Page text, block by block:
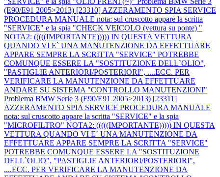
(E90/E91 2005>2013) [23310] AZZERAMENTO SPIA SERVICE
PROCEDURA MANUALE nota: sul cruscotto appare la scritta
"SERVICE" e la spia "CHECK VEICOLO (vettura su ponte) "
NOTA2: (((((IMPORTANTE))))) IN QUESTA VETTURA
QUANDO VI E` UNA MANUTENZIONE DA EFFETTUARE
APPARE SEMPRE LA SCRITTA "SERVICE" POTREBBE
COMUNQUE ESSERE LA "SOSTITUZIONE DELL`OLIO",
"PASTIGLIE ANTERIORI/POSTERIORI", ....ECC. PER
VERIFICARE LA MANUTENZIONE DA EFFETTUARE
ANDARE SU SISTEMA "CONTROLLO MANUTENZIONI"
Problema BMW Serie 3 (E90/E91 2005>2013) [23311]
AZZERAMENTO SPIA SERVICE PROCEDURA MANUALE
nota: sul cruscotto appare la scritta "SERVICE" e la spia
"MICROFILTRO" NOTA2: (((((IMPORTANTE))))) IN QUESTA
VETTURA QUANDO VI E` UNA MANUTENZIONE DA
EFFETTUARE APPARE SEMPRE LA SCRITTA "SERVICE"
POTREBBE COMUNQUE ESSERE LA "SOSTITUZIONE
DELL`OLIO", "PASTIGLIE ANTERIORI/POSTERIORI",
....ECC. PER VERIFICARE LA MANUTENZIONE DA